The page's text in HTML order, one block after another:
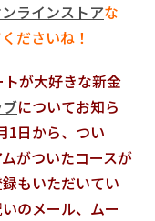
ラインストアな
ださいね！
が大好きな新金
についてお知ら
1日から、つい
がついたコースが
もいただいてい
のメール、ムー